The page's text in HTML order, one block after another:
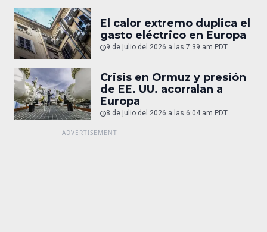
El calor extremo duplica el
gasto eléctrico en Europa
9 de julio del 2026 a las 7:39 am PDT
Crisis en Ormuz y presión
de EE. UU. acorralan a
Europa
8 de julio del 2026 a las 6:04 am PDT